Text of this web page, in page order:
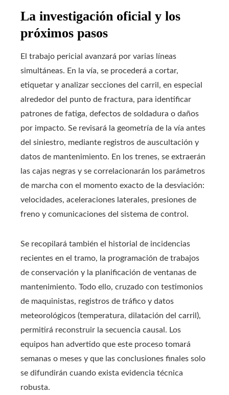
La investigación oficial y los
próximos pasos
El trabajo pericial avanzará por varias líneas
simultáneas. En la vía, se procederá a cortar,
etiquetar y analizar secciones del carril, en especial
alrededor del punto de fractura, para identificar
patrones de fatiga, defectos de soldadura o daños
por impacto. Se revisará la geometría de la vía antes
del siniestro, mediante registros de auscultación y
datos de mantenimiento. En los trenes, se extraerán
las cajas negras y se correlacionarán los parámetros
de marcha con el momento exacto de la desviación:
velocidades, aceleraciones laterales, presiones de
freno y comunicaciones del sistema de control.
Se recopilará también el historial de incidencias
recientes en el tramo, la programación de trabajos
de conservación y la planificación de ventanas de
mantenimiento. Todo ello, cruzado con testimonios
de maquinistas, registros de tráfico y datos
meteorológicos (temperatura, dilatación del carril),
permitirá reconstruir la secuencia causal. Los
equipos han advertido que este proceso tomará
semanas o meses y que las conclusiones finales solo
se difundirán cuando exista evidencia técnica
robusta.